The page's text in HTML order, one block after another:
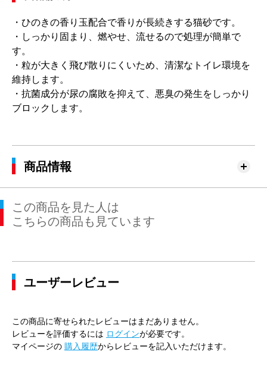
・ひのきの香り玉配合で香りが長続きする猫砂です。
・しっかり固まり、燃やせ、流せるので処理が簡単で
す。
・粒が大きく飛び散りにくいため、清潔なトイレ環境を
維持します。
・抗菌成分が尿の腐敗を抑えて、悪臭の発生をしっかり
ブロックします。
商品情報
この商品を見た人は
こちらの商品も見ています
ユーザーレビュー
この商品に寄せられたレビューはまだありません。
レビューを評価するには ログインが必要です。
マイページの 購入履歴からレビューを記入いただけます。